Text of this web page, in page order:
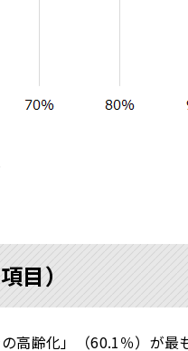
目）
高齢化」（60.1％）が最